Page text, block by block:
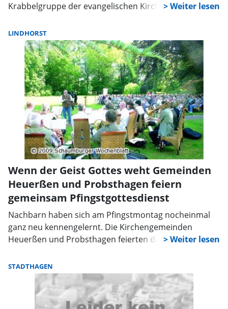
Krabbelgruppe der evangelischen Kirchengemeinde
Besucher erwartet ein reiches Angebot an Bekleidung,
Spielzeug, Babyzubehör, Büchern und vielem mehr. Für
das leibliche Wohl der Gäste ist gesorgt.
LINDHORST
Wenn der Geist Gottes weht Gemeinden
Heuerßen und Probsthagen feiern
gemeinsam Pfingstgottesdienst
Nachbarn haben sich am Pfingstmontag nocheinmal
ganz neu kennengelernt. Die Kirchengemeinden
Heuerßen und Probsthagen feierten dazu einen
Rund 350 Menschen aus beiden Kirchengemeinden
kamen auf das Rittergut Remeringhausen.Im Park
unter der alten Rotbuche hatten die Helfer einen Altar
geschmückt und Stühle aufgestellt. „Pfingsten – Gottes
STADTHAGEN